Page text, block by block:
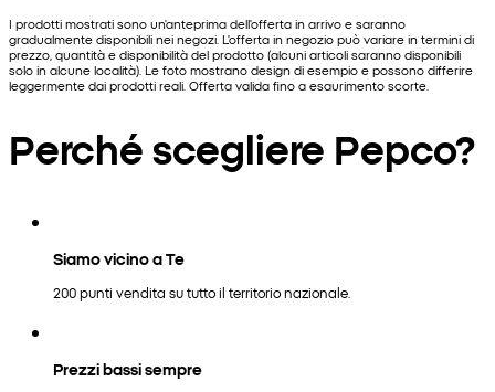
I prodotti mostrati sono un'anteprima dell'offerta in arrivo e saranno
gradualmente disponibili nei negozi. L'offerta in negozio può variare in termini di
prezzo, quantità e disponibilità del prodotto (alcuni articoli saranno disponibili
solo in alcune località). Le foto mostrano design di esempio e possono differire
leggermente dai prodotti reali. Offerta valida fino a esaurimento scorte.
Perché scegliere Pepco?
Siamo vicino a Te
200 punti vendita su tutto il territorio nazionale.
Prezzi bassi sempre